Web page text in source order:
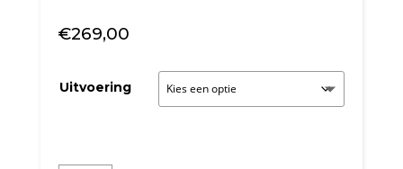
€269,00
Uitvoering